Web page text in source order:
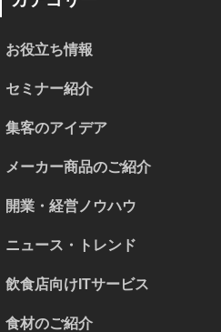
お役立ち情報
セミナー紹介
集客のアイデア
メーカー商品のご紹介
開業・経営ノウハウ
ニュース・トレンド
飲食店向けITサービス
食材のご紹介